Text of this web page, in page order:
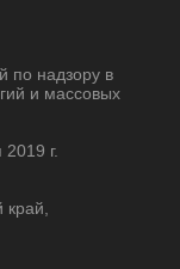
по надзору в
и массовых
г.